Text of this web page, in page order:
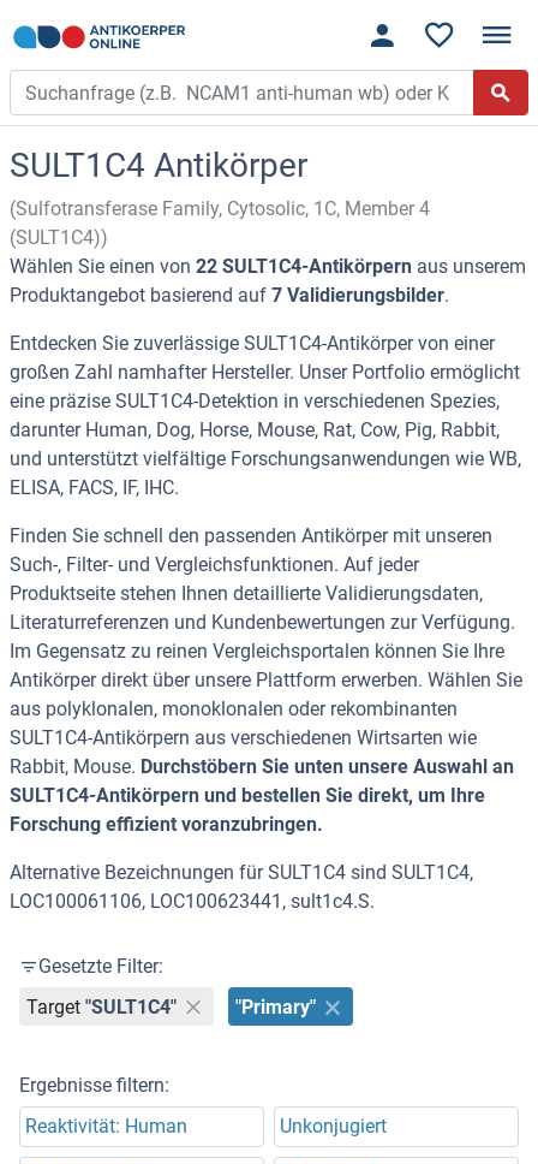
SULT1C4 Antikörper
(Sulfotransferase Family, Cytosolic, 1C, Member 4
(SULT1C4))
Wählen Sie einen von 22 SULT1C4-Antikörpern aus unserem
Produktangebot basierend auf 7 Validierungsbilder.
Entdecken Sie zuverlässige SULT1C4-Antikörper von einer
großen Zahl namhafter Hersteller. Unser Portfolio ermöglicht
eine präzise SULT1C4-Detektion in verschiedenen Spezies,
darunter Human, Dog, Horse, Mouse, Rat, Cow, Pig, Rabbit,
und unterstützt vielfältige Forschungsanwendungen wie WB,
ELISA, FACS, IF, IHC.
Finden Sie schnell den passenden Antikörper mit unseren
Such-, Filter- und Vergleichsfunktionen. Auf jeder
Produktseite stehen Ihnen detaillierte Validierungsdaten,
Literaturreferenzen und Kundenbewertungen zur Verfügung.
Im Gegensatz zu reinen Vergleichsportalen können Sie Ihre
Antikörper direkt über unsere Plattform erwerben. Wählen Sie
aus polyklonalen, monoklonalen oder rekombinanten
SULT1C4-Antikörpern aus verschiedenen Wirtsarten wie
Rabbit, Mouse. Durchstöbern Sie unten unsere Auswahl an
SULT1C4-Antikörpern und bestellen Sie direkt, um Ihre
Forschung effizient voranzubringen.
Alternative Bezeichnungen für SULT1C4 sind SULT1C4,
LOC100061106, LOC100623441, sult1c4.S.
Gesetzte Filter:
Target "SULT1C4" "Primary"
Ergebnisse filtern:
Reaktivität: Human
Unkonjugiert